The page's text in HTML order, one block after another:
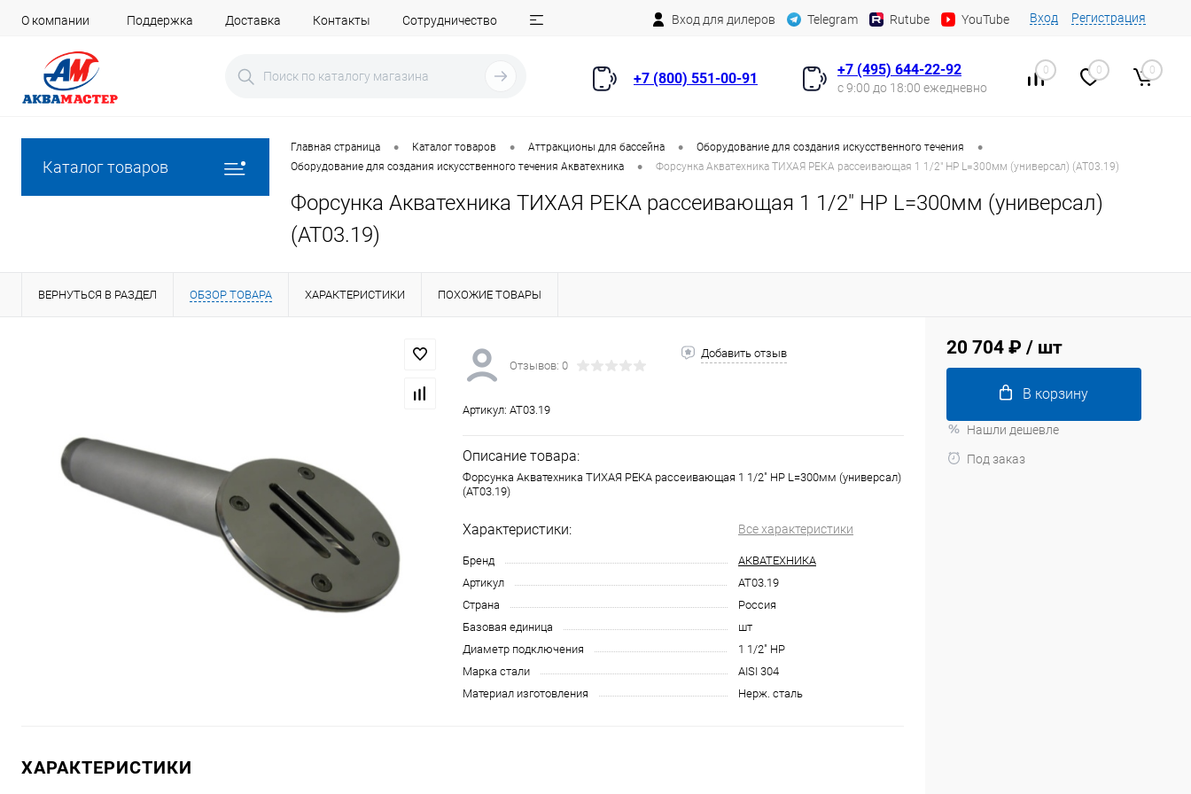
О компании Поддержка Доставка Контакты Сотрудничество Вход для дилеров Telegram Rutube YouTube Вход Регистрация
+7 (800) 551-00-91
+7 (495) 644-22-92
с 9:00 до 18:00 ежедневно
0 0 0
Каталог товаров
Главная страница • Каталог товаров • Аттракционы для бассейна • Оборудование для создания искусственного течения •
Оборудование для создания искусственного течения Акватехника • Форсунка Акватехника ТИХАЯ РЕКА рассеивающая 1 1/2" НР L=300мм (универсал) (AT03.19)
Форсунка Акватехника ТИХАЯ РЕКА рассеивающая 1 1/2" НР L=300мм (универсал)
(AT03.19)
ВЕРНУТЬСЯ В РАЗДЕЛ ОБЗОР ТОВАРА ХАРАКТЕРИСТИКИ ПОХОЖИЕ ТОВАРЫ
Отзывов: 0
Добавить отзыв
Артикул: AT03.19
Описание товара:
Форсунка Акватехника ТИХАЯ РЕКА рассеивающая 1 1/2" НР L=300мм (универсал)
(AT03.19)
Характеристики: Все характеристики
Бренд
АКВАТЕХНИКА
Артикул
AT03.19
Страна
Россия
Базовая единица
шт
Диаметр подключения
1 1/2" НР
Марка стали
AISI 304
Материал изготовления
Нерж. сталь
ХАРАКТЕРИСТИКИ
20 704 ₽ / шт
В корзину
Нашли дешевле
Под заказ